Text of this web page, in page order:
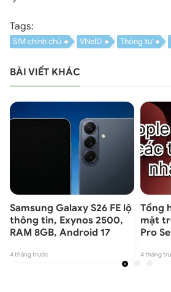
Tags:
SIM chính chủ VNeID Thông tư
BÀI VIẾT KHÁC
Samsung Galaxy S26 FE lộ
thông tin, Exynos 2500,
RAM 8GB, Android 17
4 tháng trước
Tổng
mặt
Pro
4 tháng